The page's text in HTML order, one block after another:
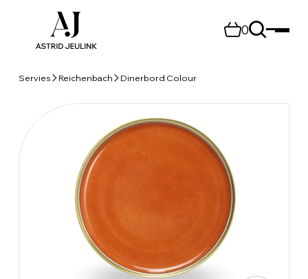
0
Servies Reichenbach Dinerbord Colour